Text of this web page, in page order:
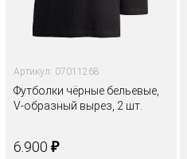
Артикул: 07011268
Футболки чёрные бельевые,
V-образный вырез, 2 шт.
6.900 ₽